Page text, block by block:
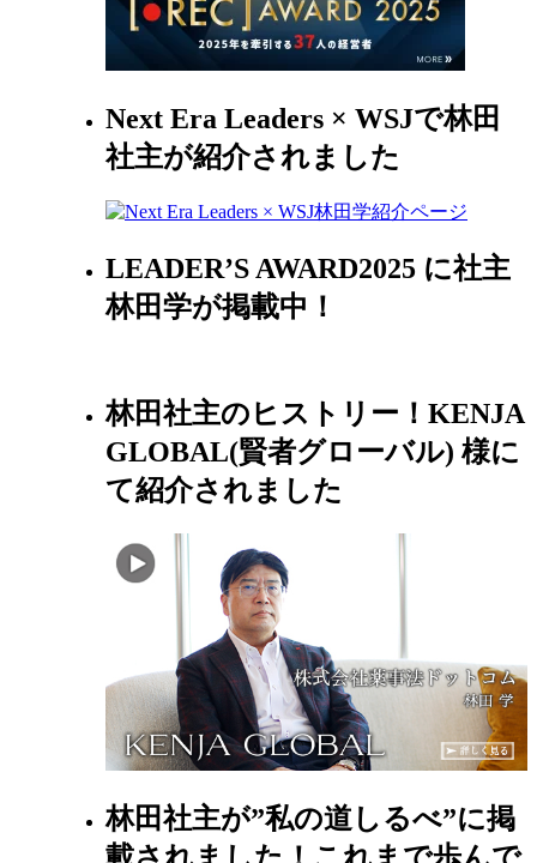
Next Era Leaders × WSJで林田
社主が紹介されました
LEADER’S AWARD2025 に社主
林田学が掲載中！
林田社主のヒストリー！KENJA
GLOBAL(賢者グローバル) 様に
て紹介されました
林田社主が”私の道しるべ”に掲